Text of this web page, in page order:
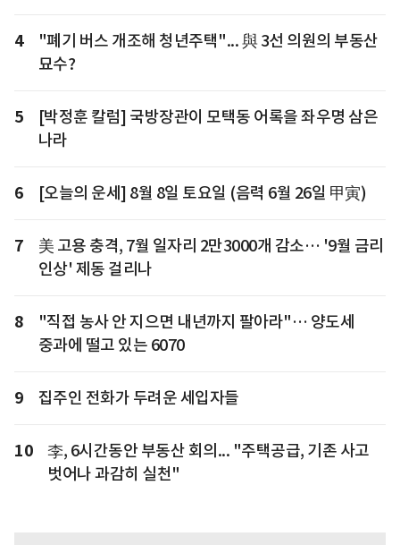
4
"폐기 버스 개조해 청년주택"... 與 3선 의원의 부동산
묘수?
5
[박정훈 칼럼] 국방장관이 모택동 어록을 좌우명 삼은
나라
6 [오늘의 운세] 8월 8일 토요일 (음력 6월 26일 甲寅)
7
美 고용 충격, 7월 일자리 2만3000개 감소… '9월 금리
인상' 제동 걸리나
8
"직접 농사 안 지으면 내년까지 팔아라"… 양도세
중과에 떨고 있는 6070
9 집주인 전화가 두려운 세입자들
10
李, 6시간동안 부동산 회의... "주택공급, 기존 사고
벗어나 과감히 실천"